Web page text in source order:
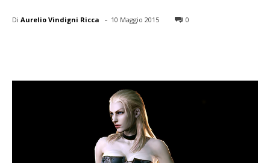
Di Aurelio Vindigni Ricca - 10 Maggio 2015 0